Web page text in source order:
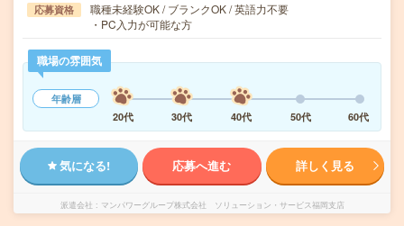
応募資格
職種未経験OK / ブランクOK / 英語力不要
・PC入力が可能な方
職場の雰囲気
年齢層
20代
30代 40代 50代 60代
気になる! 応募へ進む 詳しく見る
派遣会社 マンパワーグループ株式会社 ソリューション・サービス福岡支店